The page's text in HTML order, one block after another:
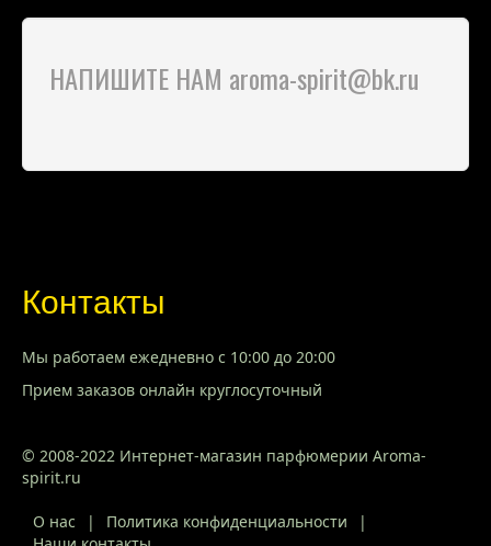
НАПИШИТЕ НАМ aroma-spirit@bk.ru
Контакты
Мы работаем ежедневно с 10:00 до 20:00
Прием заказов онлайн круглосуточный
© 2008-2022 Интернет-магазин парфюмерии Aroma-
spirit.ru
О нас | Политика конфиденциальности
|